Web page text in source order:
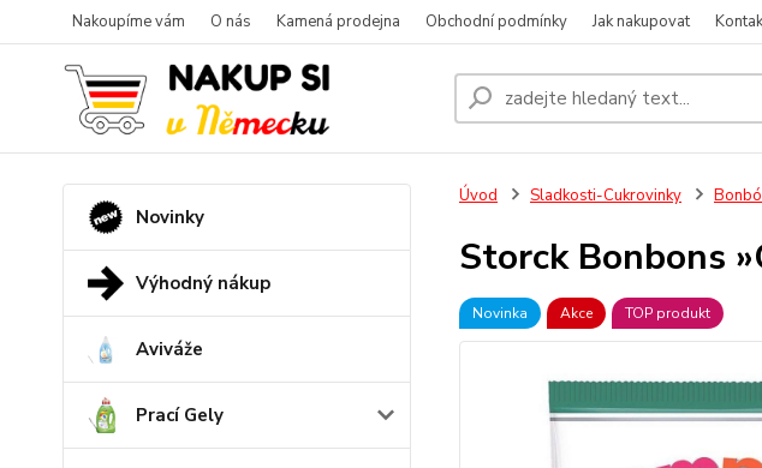
Nakoupíme vám O nás Kamená prodejna Obchodní podmínky Jak nakupovat
Novinky
Výhodný nákup
Aviváže
Prací Gely
Úvod Sladkosti-Cukrovinky
Storck Bonbons
Novinka Akce TOP produkt